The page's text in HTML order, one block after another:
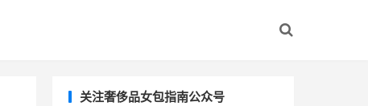
关注奢侈品女包指南公众号